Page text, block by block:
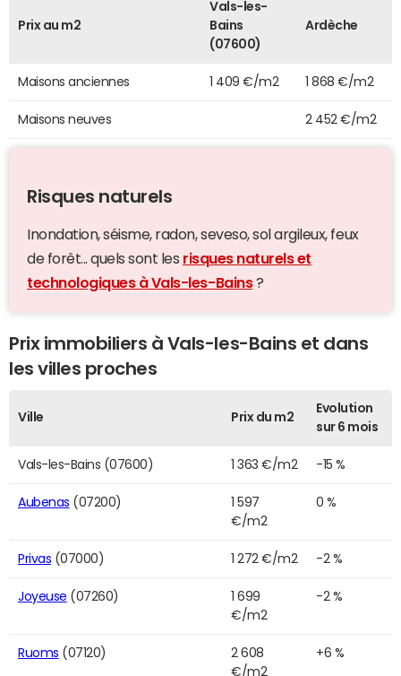
Prix au m2
Vals-les-
Bains
(07600)
Ardèche
Maisons anciennes 1 409 €/m2 1 868 €/m2
Maisons neuves 2 452 €/m2
Risques naturels
Inondation, séisme, radon, seveso, sol argileux, feux
de forêt... quels sont les risques naturels et
technologiques à Vals-les-Bains?
Prix immobiliers à Vals-les-Bains et dans
les villes proches
Ville Prix du m2
Evolution
sur 6 mois
Vals-les-Bains (07600) 1 363 €/m2 -15 %
Aubenas (07200)
1 597
€/m2
0 %
Privas (07000) 1 272 €/m2 -2 %
Joyeuse (07260)
1 699
€/m2
-2 %
Ruoms (07120)
2 608
€/m2
+6 %